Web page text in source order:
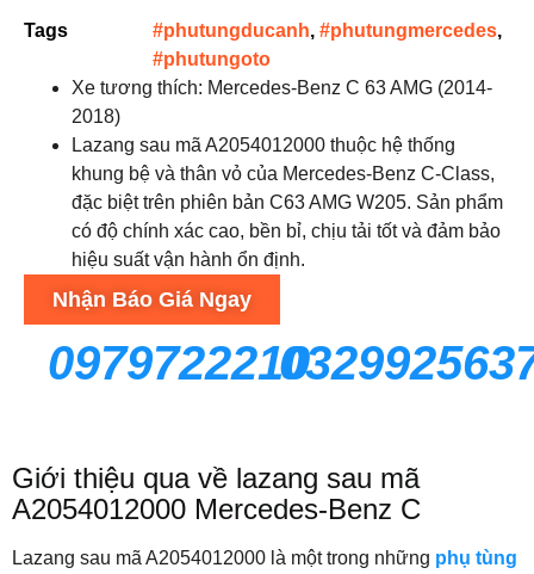
Tags
#phutungducanh, #phutungmercedes,
#phutungoto
Xe tương thích: Mercedes-Benz C 63 AMG (2014-
2018)
Lazang sau mã A2054012000 thuộc hệ thống
khung bệ và thân vỏ của Mercedes-Benz C-Class,
đặc biệt trên phiên bản C63 AMG W205. Sản phẩm
có độ chính xác cao, bền bỉ, chịu tải tốt và đảm bảo
hiệu suất vận hành ổn định.
Nhận Báo Giá Ngay
0979722210
Giới thiệu qua về lazang sau mã
A2054012000 Mercedes-Benz C
Lazang sau mã A2054012000 là một trong những phụ tùng